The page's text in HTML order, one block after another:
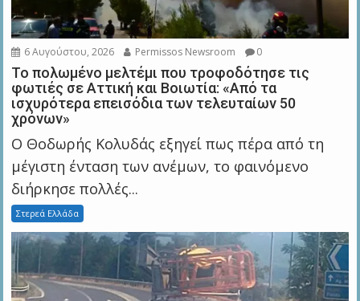
6 Αυγούστου, 2026 Permissos Newsroom 0
Το πολωμένο μελτέμι που τροφοδότησε τις
φωτιές σε Αττική και Βοιωτία: «Από τα
ισχυρότερα επεισόδια των τελευταίων 50
χρόνων»
Ο Θοδωρής Κολυδάς εξηγεί πως πέρα από τη
μέγιστη ένταση των ανέμων, το φαινόμενο
διήρκησε πολλές...
Στερεά Ελλάδα